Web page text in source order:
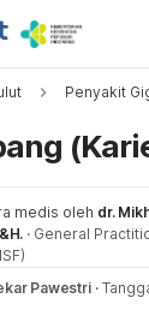
Penyakit
medis oleh dr.
· General
Pawestri ·